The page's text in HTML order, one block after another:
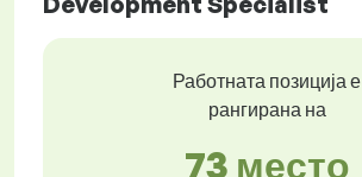
Работната позиција е
рангирана на
73 место